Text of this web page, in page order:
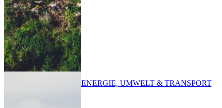
ENERGIE, UMWELT & TRANSPORT